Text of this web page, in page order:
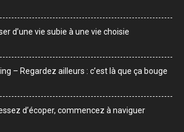
d’une vie subie à une vie choisie
– Regardez ailleurs : c’est là que ça bouge
d’écoper, commencez à naviguer